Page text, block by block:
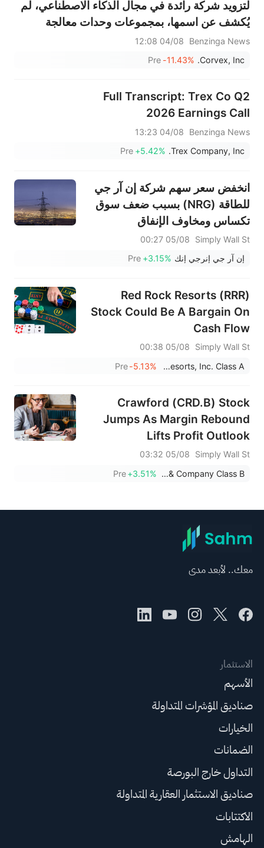
لتزويد شركة رائدة في مجال الذكاء الاصطناعي، لم
يُكشف عن اسمها، بمجموعات وحدات معالجة
الرسومات من إنفيديا بلاكويل، بتمويل دون إصدار
أسهم إضافية؛ ولم يتم الكشف عن شروط الاتفاقية.
Benzinga News
04/08 12:08
Corvex, Inc.
-11.43%
Pre
Full Transcript: Trex Co Q2
2026 Earnings Call
Benzinga News
04/08 13:23
Trex Company, Inc.
+5.42%
Pre
انخفض سعر سهم شركة إن آر جي
للطاقة (NRG) بسبب ضعف سوق
تكساس ومخاوف الإنفاق
الرأسمالي
Simply Wall St
05/08 00:27
إن آر جي إنرجي إنك +3.15%
Pre
Red Rock Resorts (RRR)
Stock Could Be A Bargain On
Cash Flow
Simply Wall St
05/08 00:38
Red Rock Resorts, Inc. Class A
-5.13%
Pre
Crawford (CRD.B) Stock
Jumps As Margin Rebound
Lifts Profit Outlook
Simply Wall St
05/08 03:32
Crawford & Company Class B
+3.51%
Pre
معك.. لأبعد مدى
الاستثمار
الأسهم
صناديق المؤشرات المتداولة
الخيارات
الضمانات
التداول خارج البورصة
صناديق الاستثمار العقارية المتداولة
الاكتتابات
الهامش